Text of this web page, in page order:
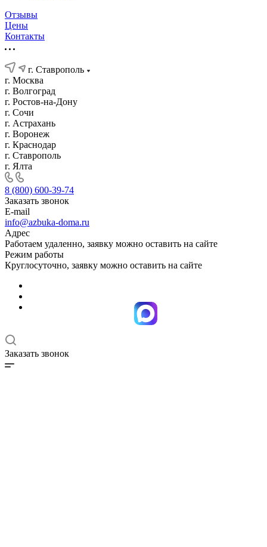
Отзывы
Цены
Контакты
г. Ставрополь
г. Москва
г. Волгоград
г. Ростов-на-Дону
г. Сочи
г. Астрахань
г. Воронеж
г. Краснодар
г. Ставрополь
г. Ялта
8 (800) 600-39-74
Заказать звонок
E-mail
info@azbuka-doma.ru
Адрес
Работаем удаленно, заявку можно оставить на сайте
Режим работы
Круглосуточно, заявку можно оставить на сайте
Заказать звонок